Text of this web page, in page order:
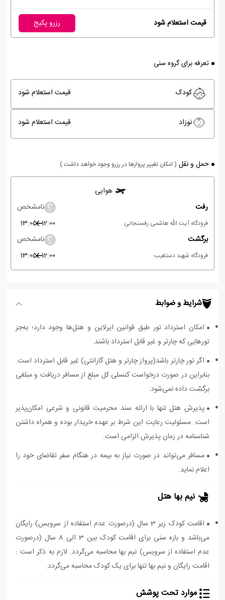
قیمت استعلام شود رزرو پکیج
تعرفه برای گروه سنی
کودک قیمت استعلام شود
نوزاد قیمت استعلام شود
حمل و نقل ( امکان تغییر پروازها در رزرو وجود خواهد داشت )
هوایی
رفت
نامشخص
فرودگاه آیت الله هاشمی رفسنجانی 12:00
13:05
برگشت
نامشخص
فرودگاه شهید دستغیب 12:00
13:05
شرایط و ضوابط
امکان استرداد تور طبق قوانین ایرلاین و هتل‌ها وجود دارد؛ به‌جز
تورهایی که چارتر و غیر قابل استرداد باشند.
اگر تور چارتر باشد(پرواز چارتر و هتل گارانتی) غیر قابل استرداد است.
بنابراین در صورت درخواست کنسلی کل مبلغ از مسافر دریافت و مبلغی
برگشت داده نمی‌شود.
پذیرش هتل تنها با ارائه سند محرمیت قانونی و شرعی امکان‌پذیر
است. مسئولیت رعایت این شرط بر عهده خریدار بوده و همراه داشتن
شناسنامه در زمان پذیرش الزامی است.
مسافر می‌تواند در صورت نیاز به بیمه در هنگام سفر تقاضای خود را
اعلام نماید.
نیم بها هتل
اقامت کودک زیر 3 سال (درصورت عدم استفاده از سرویس) رایگان
می‌باشد و بازه سنی برای اقامت کودک بین 3 الی 8 سال (درصورت
عدم استفاده از سرویس) نیم بها محاسبه می‌گردد. لازم به ذکر است :
اقامت رایگان و نیم بها تنها برای یک کودک محاسبه می‌گردد.
موارد تحت پوشش